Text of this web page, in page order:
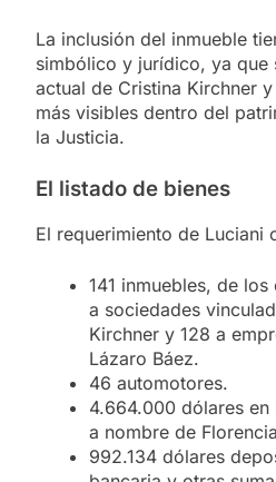
La inclusión del inmueble
simbólico y jurídico, ya que
actual de Cristina Kirchner
más visibles dentro del
la Justicia.
El listado de bienes
El requerimiento de Luciani
141 inmuebles, de
a sociedades
Kirchner y 128 a
Lázaro Báez.
46 automotores.
4.664.000 dólares en
a nombre de
992.134 dólares